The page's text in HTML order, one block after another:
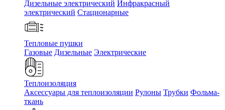
Дизельные электрический Инфракрасный
электрический Стационарные
Тепловые пушки
Газовые Дизельные Электрические
Теплоизоляция
Аксессуары для теплоизоляции Рулоны Трубки Фольма-
ткань